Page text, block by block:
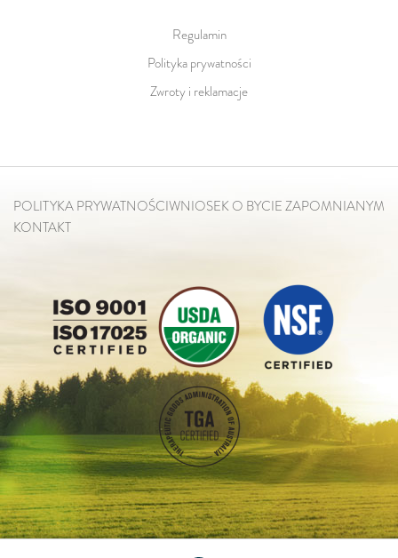
Regulamin
Polityka prywatności
Zwroty i reklamacje
POLITYKA PRYWATNOŚCIWNIOSEK O BYCIE ZAPOMNIANYM
KONTAKT